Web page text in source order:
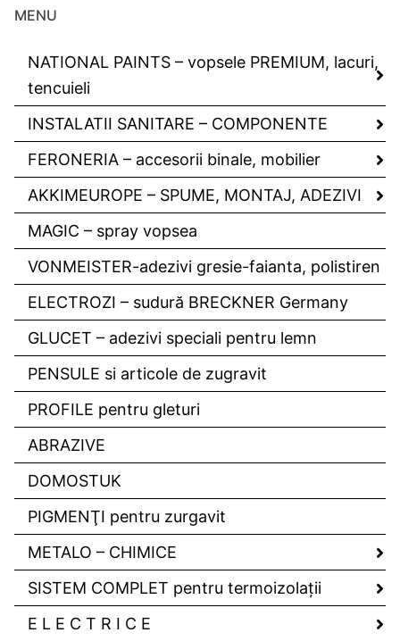
MENU
NATIONAL PAINTS – vopsele PREMIUM, lacuri,
tencuieli
INSTALATII SANITARE – COMPONENTE
FERONERIA – accesorii binale, mobilier
AKKIMEUROPE – SPUME, MONTAJ, ADEZIVI
MAGIC – spray vopsea
VONMEISTER-adezivi gresie-faianta, polistiren
ELECTROZI – sudură BRECKNER Germany
GLUCET – adezivi speciali pentru lemn
PENSULE si articole de zugravit
PROFILE pentru gleturi
ABRAZIVE
DOMOSTUK
PIGMENŢI pentru zurgavit
METALO – CHIMICE
SISTEM COMPLET pentru termoizolaţii
E L E C T R I C E